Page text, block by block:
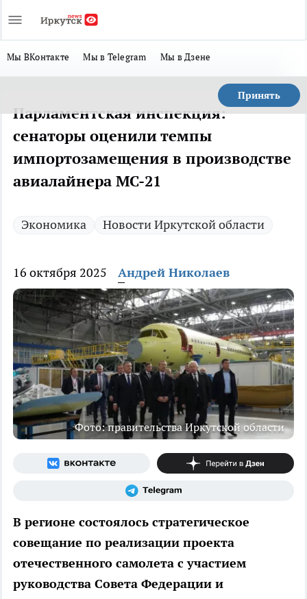
Мы ВКонтакте Мы в Telegram Мы в Дзене
Принять
Парламентская инспекция:
сенаторы оценили темпы
импортозамещения в производстве
авиалайнера МС-21
Экономика Новости Иркутской области
16 октября 2025 Андрей Николаев
Фото: правительства Иркутской области
В регионе состоялось стратегическое
совещание по реализации проекта
отечественного самолета с участием
руководства Совета Федерации и